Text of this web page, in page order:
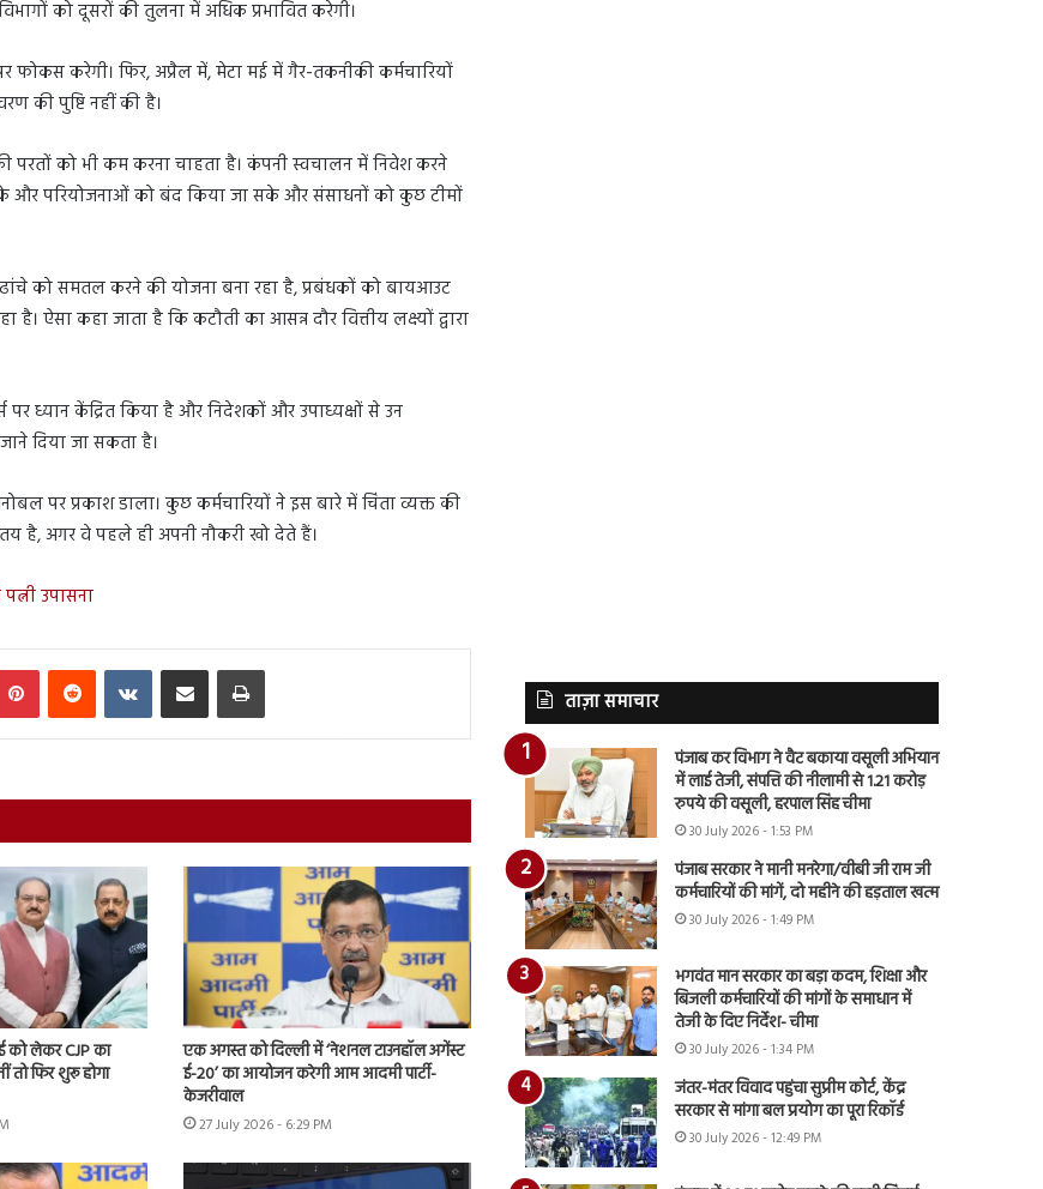
को दूसरों की तुलना में अधिक प्रभावित करेगी।
फोकस करेगी। फिर, अप्रैल में, मेटा मई में गैर-तकनीकी कर्मचारियों
की पुष्टि नहीं की है।
परतों को भी कम करना चाहता है। कंपनी स्वचालन में निवेश करने
और परियोजनाओं को बंद किया जा सके और संसाधनों को कुछ टीमों
ढांचे को समतल करने की योजना बना रहा है, प्रबंधकों को बायआउट
ऐसा कहा जाता है कि कटौती का आसन्न दौर वित्तीय लक्ष्यों द्वारा
पर ध्यान केंद्रित किया है और निदेशकों और उपाध्यक्षों से उन
दिया जा सकता है।
पर प्रकाश डाला। कुछ कर्मचारियों ने इस बारे में चिंता व्यक्त की
तय है, अगर वे पहले ही अपनी नौकरी खो देते हैं।
उपासना
PinterestReddit VKontakteShare via Email Print
को लेकर CJP का
तो फिर शुरू होगा
एक अगस्त को दिल्ली में ‘नेशनल टाउनहॉल अगेंस्ट
ई-20’ का आयोजन करेगी आम आदमी पार्टी-
केजरीवाल
27 July 2026 - 6:29 PM
ताज़ा समाचार
पंजाब कर विभाग ने वैट बकाया वसूली अभियान
में लाई तेजी, संपत्ति की नीलामी से 1.21 करोड़
रुपये की वसूली, हरपाल सिंह चीमा
30 July 2026 - 1:53 PM
पंजाब सरकार ने मानी मनरेगा/वीबी जी राम जी
कर्मचारियों की मांगें, दो महीने की हड़ताल खत्म
30 July 2026 - 1:49 PM
भगवंत मान सरकार का बड़ा कदम, शिक्षा और
बिजली कर्मचारियों की मांगों के समाधान में
तेजी के दिए निर्देश- चीमा
30 July 2026 - 1:34 PM
जंतर-मंतर विवाद पहुंचा सुप्रीम कोर्ट, केंद्र
सरकार से मांगा बल प्रयोग का पूरा रिकॉर्ड
30 July 2026 - 12:49 PM